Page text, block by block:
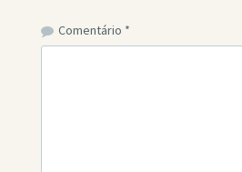
Comentário *